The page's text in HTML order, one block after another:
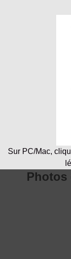
Sur PC/Mac,
Photos